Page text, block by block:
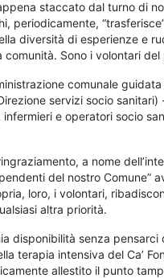
staccato dal turno di
periodicamente,
diversità di esperienze e
comunità. Sono i volontari
comunale
servizi socio
e operatori socio
a nome
del nostro Comune”
loro, i volontari,
altra priorità.
disponibilità senza
terapia intensiva del Ca’
allestito il punto